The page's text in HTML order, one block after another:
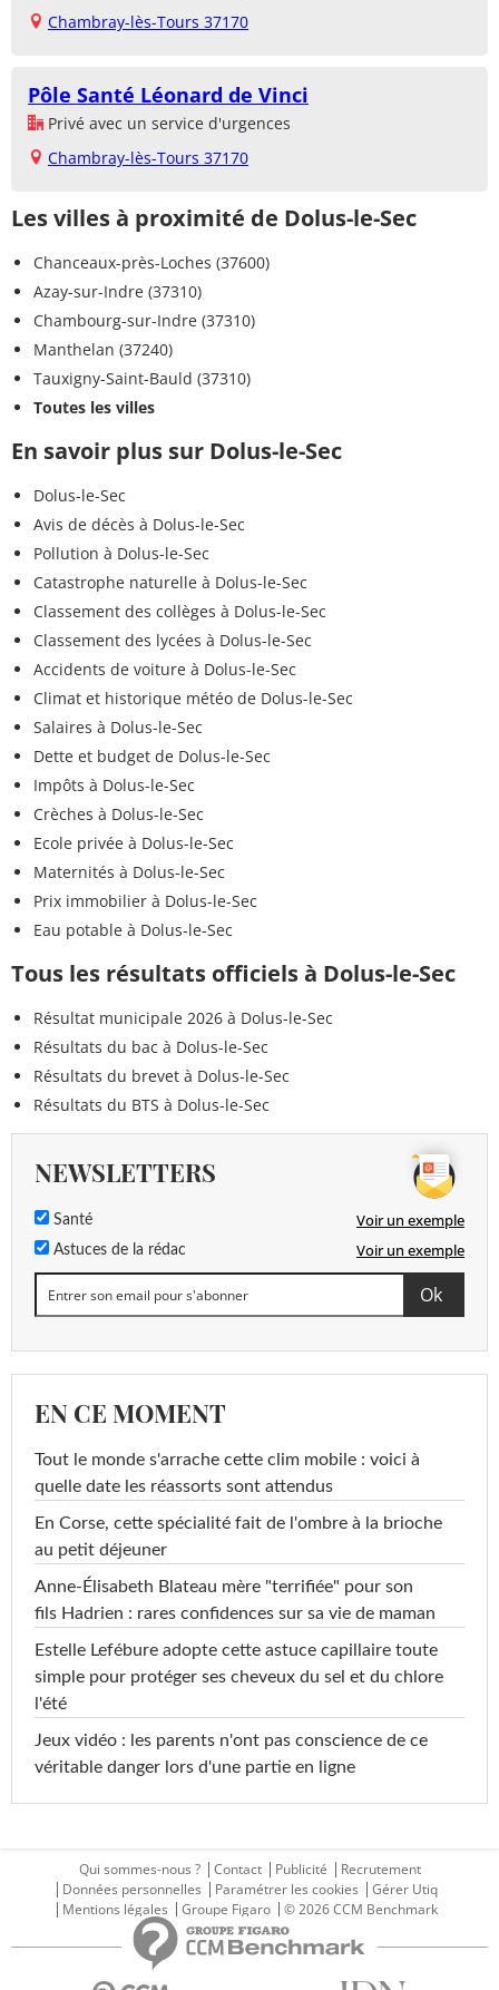
Chambray-lès-Tours 37170
Pôle Santé Léonard de Vinci
Privé avec un service d'urgences
Chambray-lès-Tours 37170
Les villes à proximité de Dolus-le-Sec
Chanceaux-près-Loches (37600)
Azay-sur-Indre (37310)
Chambourg-sur-Indre (37310)
Manthelan (37240)
Tauxigny-Saint-Bauld (37310)
Toutes les villes
En savoir plus sur Dolus-le-Sec
Dolus-le-Sec
Avis de décès à Dolus-le-Sec
Pollution à Dolus-le-Sec
Catastrophe naturelle à Dolus-le-Sec
Classement des collèges à Dolus-le-Sec
Classement des lycées à Dolus-le-Sec
Accidents de voiture à Dolus-le-Sec
Climat et historique météo de Dolus-le-Sec
Salaires à Dolus-le-Sec
Dette et budget de Dolus-le-Sec
Impôts à Dolus-le-Sec
Crèches à Dolus-le-Sec
Ecole privée à Dolus-le-Sec
Maternités à Dolus-le-Sec
Prix immobilier à Dolus-le-Sec
Eau potable à Dolus-le-Sec
Tous les résultats officiels à Dolus-le-Sec
Résultat municipale 2026 à Dolus-le-Sec
Résultats du bac à Dolus-le-Sec
Résultats du brevet à Dolus-le-Sec
Résultats du BTS à Dolus-le-Sec
NEWSLETTERS
Santé Voir un exemple
Astuces de la rédac Voir un exemple
EN CE MOMENT
Tout le monde s'arrache cette clim mobile : voici à
quelle date les réassorts sont attendus
En Corse, cette spécialité fait de l'ombre à la brioche
au petit déjeuner
Anne-Élisabeth Blateau mère "terrifiée" pour son
fils Hadrien : rares confidences sur sa vie de maman
Estelle Lefébure adopte cette astuce capillaire toute
simple pour protéger ses cheveux du sel et du chlore
l'été
Jeux vidéo : les parents n'ont pas conscience de ce
véritable danger lors d'une partie en ligne
Qui sommes-nous ? Contact Publicité
Recrutement
Données personnelles
Paramétrer les cookies
Gérer Utiq
Mentions légales
Groupe Figaro © 2026 CCM Benchmark